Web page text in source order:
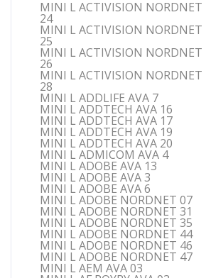
MINI L ACTIVISION NORDNET
24
MINI L ACTIVISION NORDNET
25
MINI L ACTIVISION NORDNET
26
MINI L ACTIVISION NORDNET
28
MINI L ADDLIFE AVA 7
MINI L ADDTECH AVA 16
MINI L ADDTECH AVA 17
MINI L ADDTECH AVA 19
MINI L ADDTECH AVA 20
MINI L ADMICOM AVA 4
MINI L ADOBE AVA 13
MINI L ADOBE AVA 3
MINI L ADOBE AVA 6
MINI L ADOBE NORDNET 07
MINI L ADOBE NORDNET 31
MINI L ADOBE NORDNET 35
MINI L ADOBE NORDNET 44
MINI L ADOBE NORDNET 46
MINI L ADOBE NORDNET 47
MINI L AEM AVA 03